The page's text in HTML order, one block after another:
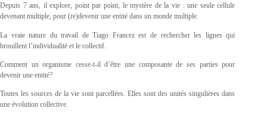
Depuis 7 ans, il explore, point par point, le mystère de la vie : une seule cellule
devenant multiple, pour (re)devenir une entité dans un monde multiple.
La vraie nature du travail de Tiago Francez est de rechercher les lignes qui
brouillent l’individualité et le collectif.
Comment un organisme cesse-t-il d’être une composante de ses parties pour
devenir une entité?
Toutes les sources de la vie sont parcellées. Elles sont des unités singulières dans
une évolution collective.